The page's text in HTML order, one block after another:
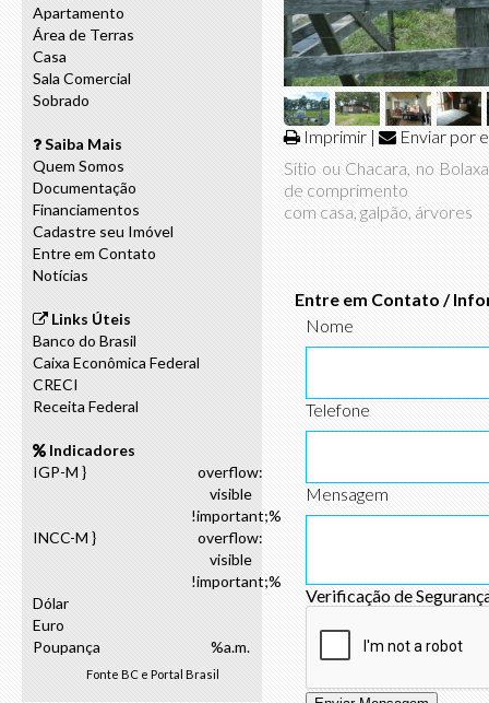
Apartamento
Área de Terras
Casa
Sala Comercial
Sobrado
Saiba Mais
Quem Somos
Documentação
Financiamentos
Cadastre seu Imóvel
Entre em Contato
Notícias
Links Úteis
Banco do Brasil
Caixa Econômica Federal
CRECI
Receita Federal
Indicadores
IGP-M }
overflow:
visible
!important;%
INCC-M }
overflow:
visible
!important;%
Dólar
Euro
Poupança
%a.m.
Fonte BC e Portal Brasil
Imprimir |
Enviar por
Sitio ou Chacara, no
de comprimento
com casa, galpão, árvores
Entre em Contato /
Nome
Telefone
Mensagem
Verificação de